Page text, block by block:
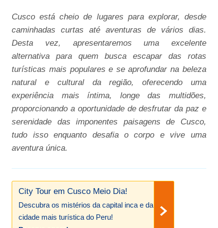
Cusco está cheio de lugares para explorar, desde
caminhadas curtas até aventuras de vários dias.
Desta vez, apresentaremos uma excelente
alternativa para quem busca escapar das rotas
turísticas mais populares e se aprofundar na beleza
natural e cultural da região, oferecendo uma
experiência mais íntima, longe das multidões,
proporcionando a oportunidade de desfrutar da paz e
serenidade das imponentes paisagens de Cusco,
tudo isso enquanto desafia o corpo e vive uma
aventura única.
City Tour em Cusco Meio Dia!
Descubra os mistérios da capital inca e da
cidade mais turística do Peru!